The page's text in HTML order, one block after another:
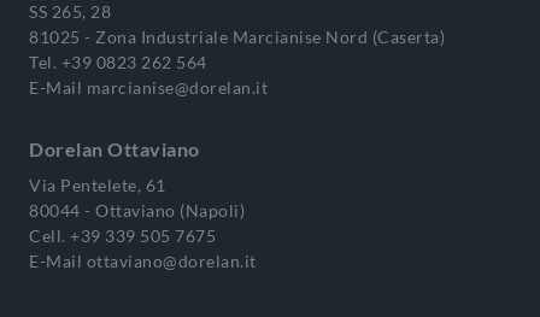
SS 265, 28
81025 - Zona Industriale Marcianise Nord (Caserta)
Tel. +39 0823 262 564
E-Mail marcianise@dorelan.it
Dorelan Ottaviano
Via Pentelete, 61
80044 - Ottaviano (Napoli)
Cell. +39 339 505 7675
E-Mail ottaviano@dorelan.it